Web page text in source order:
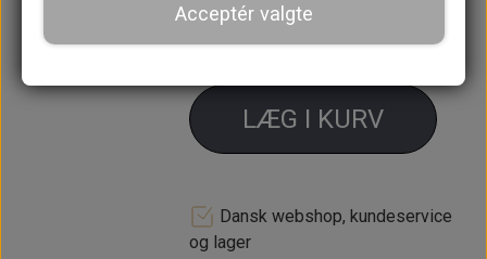
−
LÆG I KURV
Dansk webshop, kundeservice
og lager
Acceptér valgte